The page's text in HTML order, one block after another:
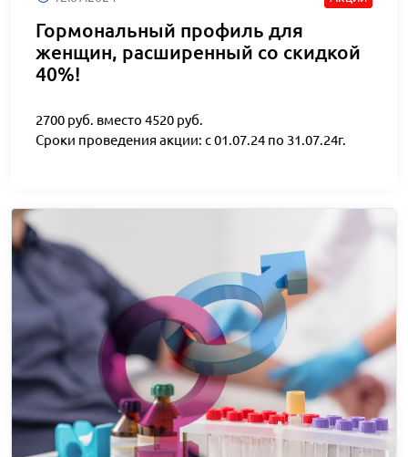
Гормональный профиль для
женщин, расширенный со скидкой
40%!
2700 руб. вместо 4520 руб.
Сроки проведения акции: с 01.07.24 по 31.07.24г.